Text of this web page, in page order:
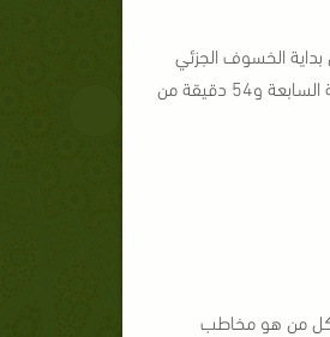
الخسوف الجزئي
للقمر ستكون في تمام الساعة السادسة و‏51‏ دقيقة مساء يوم الخميس المقبل‏,‏ وينتهي الخسوف في تمام الساعة السابعة و‏54‏ دقيقة من
كل من هو مخاطب